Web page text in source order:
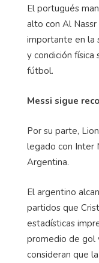
El portugués
alto con Al
importante en la
y condición
fútbol.
Messi sigue
Por su parte,
legado con Inter
Argentina.
El argentino
partidos que
estadísticas
promedio de gol
consideran que